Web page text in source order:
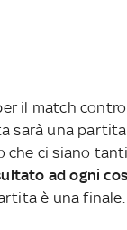
il match
sarà una
che ci siano
ad ogni
è una